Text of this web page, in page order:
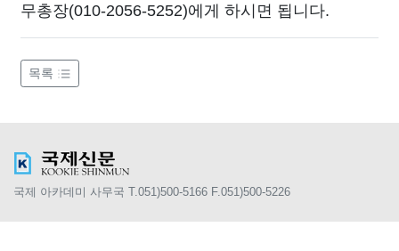
무총장(010-2056-5252)에게 하시면 됩니다.
목록
국제 아카데미 사무국 T.051)500-5166 F.051)500-5226